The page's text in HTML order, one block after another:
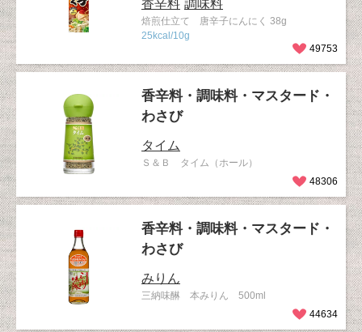
香辛料 調味料
焙煎仕立て 唐辛子にんにく 38g
25kcal/10g
49753
香辛料・調味料・マスタード・
わさび
タイム
Ｓ＆Ｂ タイム（ホール）
48306
香辛料・調味料・マスタード・
わさび
みりん
三納味醂 本みりん 500ml
44634